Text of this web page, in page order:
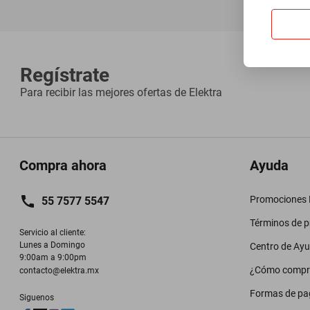
Regístrate
Para recibir las mejores ofertas de Elektra
Compra ahora
55 7577 5547
Servicio al cliente:
Lunes a Domingo
9:00am a 9:00pm
contacto@elektra.mx
Siguenos
Ayuda
Promociones
Términos de
Centro de
¿Cómo
Formas de